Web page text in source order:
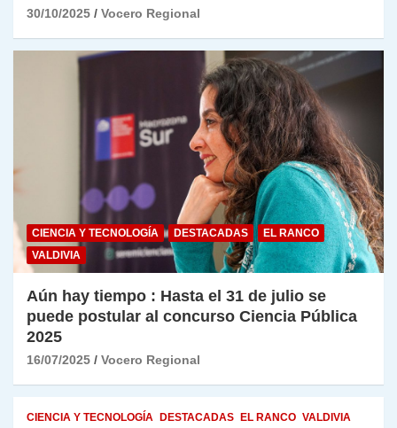
30/10/2025 Vocero Regional
CIENCIA Y TECNOLOGÍA DESTACADAS
EL RANCO
VALDIVIA
Aún hay tiempo : Hasta el 31 de julio se
puede postular al concurso Ciencia Pública
2025
16/07/2025 Vocero Regional
CIENCIA Y TECNOLOGÍA DESTACADAS EL RANCO VALDIVIA